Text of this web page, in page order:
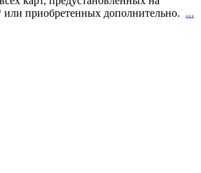
или приобретенных дополнительно. ...